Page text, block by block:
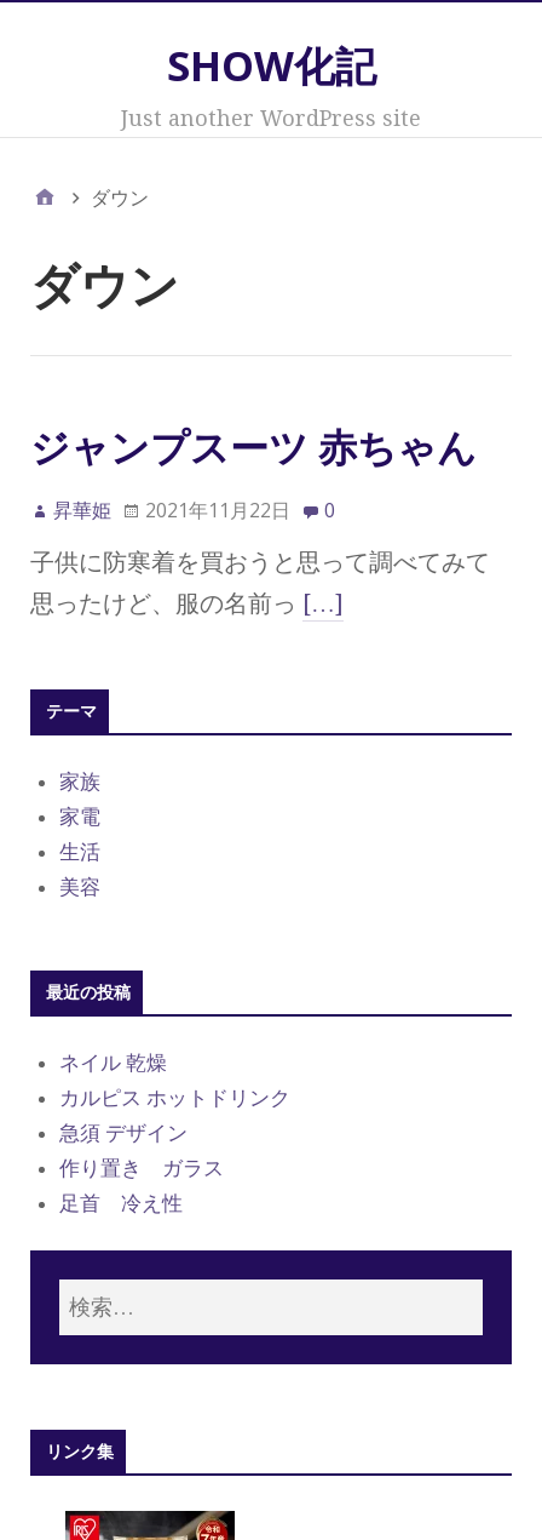
SHOW化記
Just another WordPress site
ダウン
ダウン
ジャンプスーツ 赤ちゃん
昇華姫 2021年11月22日 0
子供に防寒着を買おうと思って調べてみて
思ったけど、服の名前っ […]
テーマ
家族
家電
生活
美容
最近の投稿
ネイル 乾燥
カルピス ホットドリンク
急須 デザイン
作り置き ガラス
足首 冷え性
リンク集